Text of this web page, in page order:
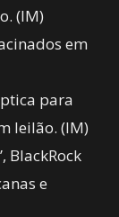
(IM)
em
para
leilão. (IM)
BlackRock
e